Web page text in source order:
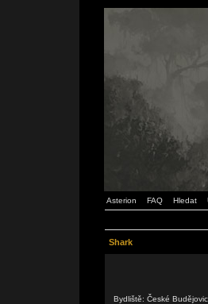
Asterion FAQ Hledat
Shark
Bydliště: České